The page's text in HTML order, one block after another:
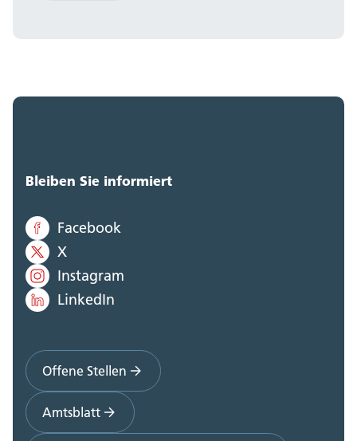
Bleiben Sie informiert
Facebook
X
Instagram
LinkedIn
Offene Stellen
Amtsblatt